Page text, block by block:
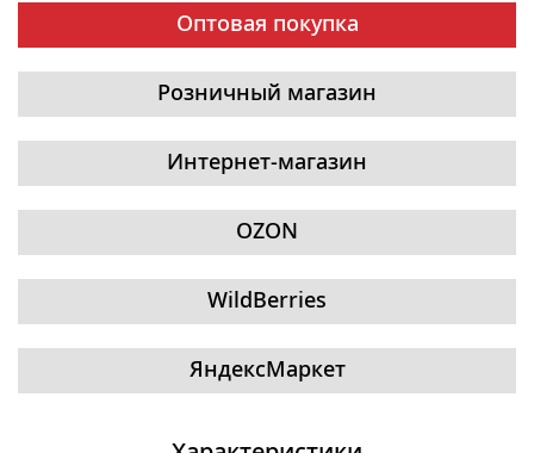
Оптовая покупка
Розничный магазин
Интернет-магазин
OZON
WildBerries
ЯндексМаркет